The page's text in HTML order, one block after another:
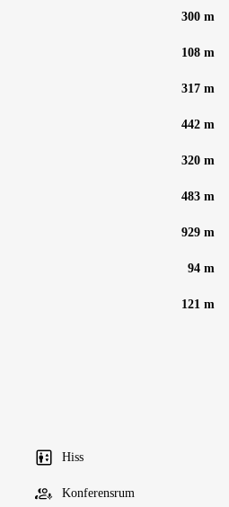
300 m
108 m
317 m
442 m
320 m
483 m
929 m
94 m
121 m
Hiss
Konferensrum